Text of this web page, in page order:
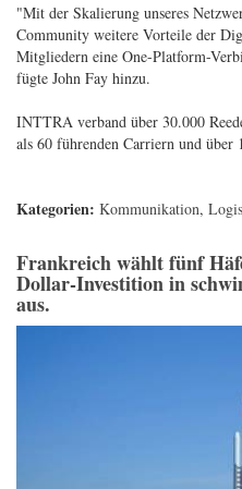
"Mit der Skalierung unseres
Community weitere Vorteile der
Mitgliedern eine One-Platform-
fügte John Fay hinzu.
INTTRA verband über 30.000
als 60 führenden Carriern und über
Kategorien: Kommunikation,
Frankreich wählt fünf
Dollar-Investition in
aus.